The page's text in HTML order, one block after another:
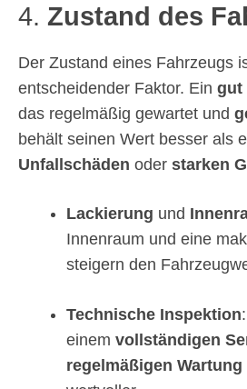
4. Zustand des
Der Zustand eines Fahrzeugs
entscheidender Faktor. Ein gut
das regelmäßig gewartet und
behält seinen Wert besser als
Unfallschäden oder starken
Lackierung und
Innenraum und eine
steigern den
Technische Inspektion
einem vollständigen
regelmäßigen Wartung